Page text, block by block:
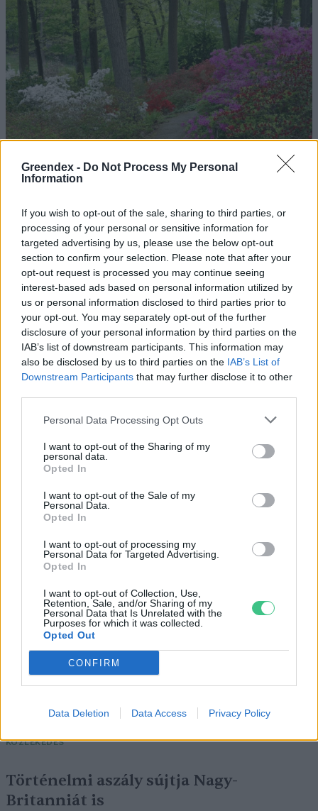
Greendex - Do Not Process My Personal
Information
If you wish to opt-out of the sale, sharing to third parties, or
processing of your personal or sensitive information for
targeted advertising by us, please use the below opt-out
section to confirm your selection. Please note that after your
opt-out request is processed you may continue seeing
interest-based ads based on personal information utilized by
us or personal information disclosed to third parties prior to
your opt-out. You may separately opt-out of the further
disclosure of your personal information by third parties on the
IAB’s list of downstream participants. This information may
also be disclosed by us to third parties on the IAB’s List of
Downstream Participants that may further disclose it to other
Personal Data Processing Opt Outs
I want to opt-out of the Sharing of my
personal data.
Opted In
I want to opt-out of the Sale of my
Personal Data.
Opted In
I want to opt-out of processing my
Personal Data for Targeted Advertising.
Opted In
I want to opt-out of Collection, Use,
Retention, Sale, and/or Sharing of my
Personal Data that Is Unrelated with the
Purposes for which it was collected.
Opted Out
CONFIRM
Data Deletion Data Access Privacy Policy
Magyarország tele van gyönyörű növényekkel, így arborétumokkal
is. A jó idő beköszöntével érdemes minél többet felkeresni.
Születésnapi programokkal várja a
hétvégén a közönséget a 160 éves
Fővárosi Állatkert
ÉLŐ BOLYGÓNK
a legjobb lelőhelyek!
Négy éven belül valósággá válhatnak az
elektromos repülőjáratok Európában
KÖZLEKEDÉS
Történelmi aszály sújtja Nagy-
Britanniát is